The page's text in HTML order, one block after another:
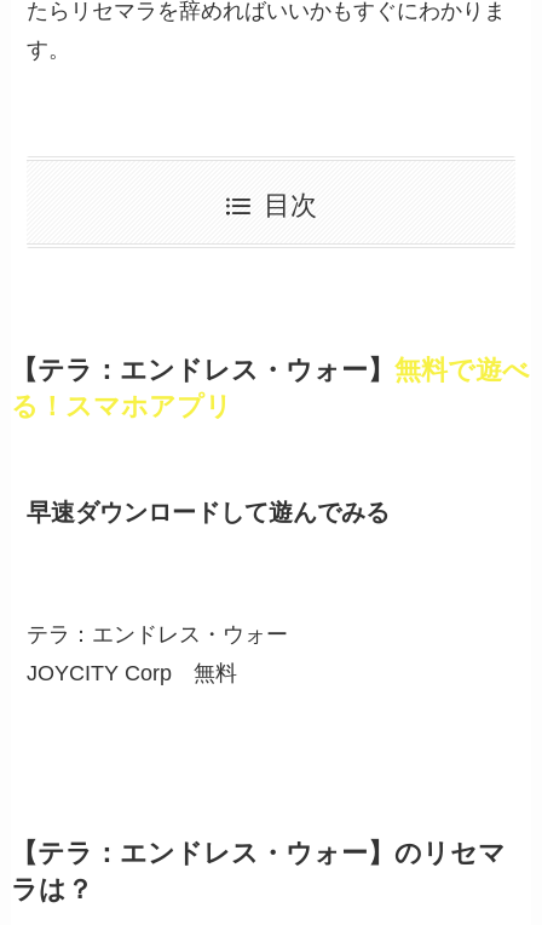
たらリセマラを辞めればいいかもすぐにわかりま
す。
目次
【テラ：エンドレス・ウォー】 無料で遊べ
る！スマホアプリ
早速ダウンロードして遊んでみる
テラ：エンドレス・ウォー
JOYCITY Corp無料
【テラ：エンドレス・ウォー】のリセマ
ラは？